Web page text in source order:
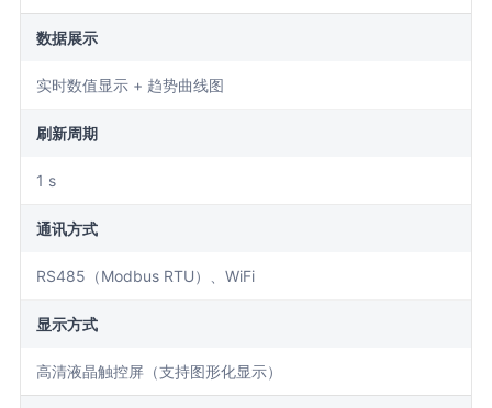
数据展示
实时数值显示 + 趋势曲线图
刷新周期
1 s
通讯方式
RS485（Modbus RTU）、WiFi
显示方式
高清液晶触控屏（支持图形化显示）